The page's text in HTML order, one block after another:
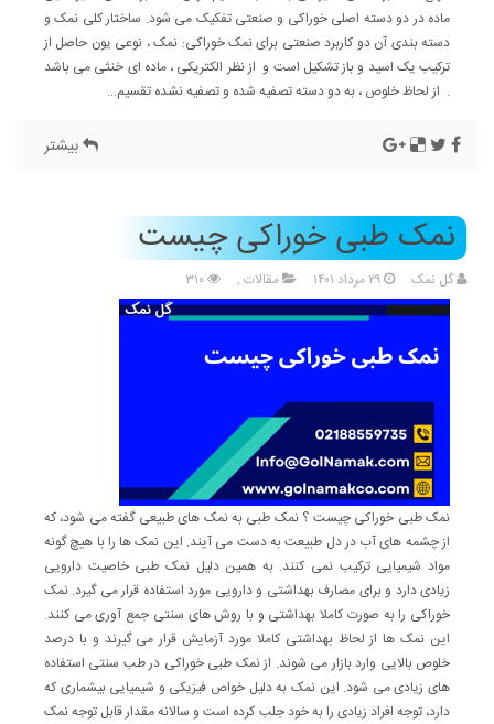
ماده در دو دسته اصلی خوراکی و صنعتی تفکیک می شود. ساختار کلی نمک و
دسته بندی آن دو کاربرد صنعتی برای نمک خوراکی: نمک ، نوعی یون حاصل از
ترکیب یک اسید و باز تشکیل است و از نظر الکتریکی ، ماده ای خنثی می باشد
. از لحاظ خلوص ، به دو دسته تصفیه شده و تصفیه نشده تقسیم...
بیشتر
نمک طبی خوراکی چیست
گل نمک مقالات ,
نمک طبی خوراکی چیست ؟ نمک طبی به نمک های طبیعی گفته می شود، که
از چشمه های آب در دل طبیعت به دست می آیند. این نمک ها را با هیچ گونه
مواد شیمیایی ترکیب نمی کنند. به همین دلیل نمک طبی خاصیت دارویی
زیادی دارد و برای مصارف بهداشتی و دارویی مورد استفاده قرار می گیرد. نمک
خوراکی را به صورت کاملا بهداشتی و با روش های سنتی جمع آوری می کنند.
این نمک ها از لحاظ بهداشتی کاملا مورد آزمایش قرار می گیرند و با درصد
خلوص بالایی وارد بازار می شوند. از نمک طبی خوراکی در طب سنتی استفاده
های زیادی می شود. این نمک به دلیل خواص فیزیکی و شیمیایی بیشماری که
دارد، توجه افراد زیادی را به خود جلب کرده است و سالانه مقدار قابل توجه نمک